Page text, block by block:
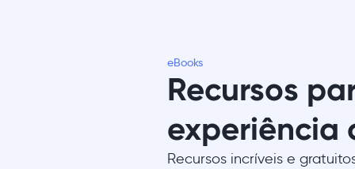
eBooks
Recursos
experiência
Recursos incríveis e